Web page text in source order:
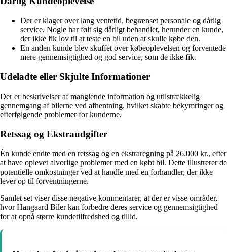
Der er klager over lang ventetid, begrænset personale og dårlig
service. Nogle har følt sig dårligt behandlet, herunder en kunde,
der ikke fik lov til at teste en bil uden at skulle købe den.
En anden kunde blev skuffet over købeoplevelsen og forventede
mere gennemsigtighed og god service, som de ikke fik.
Udeladte eller Skjulte Informationer
Der er beskrivelser af manglende information og utilstrækkelig
gennemgang af bilerne ved afhentning, hvilket skabte bekymringer og
efterfølgende problemer for kunderne.
Retssag og Ekstraudgifter
Én kunde endte med en retssag og en ekstraregning på 26.000 kr., efter
at have oplevet alvorlige problemer med en købt bil. Dette illustrerer de
potentielle omkostninger ved at handle med en forhandler, der ikke
lever op til forventningerne.
Samlet set viser disse negative kommentarer, at der er visse områder,
hvor Hangaard Biler kan forbedre deres service og gennemsigtighed
for at opnå større kundetilfredshed og tillid.